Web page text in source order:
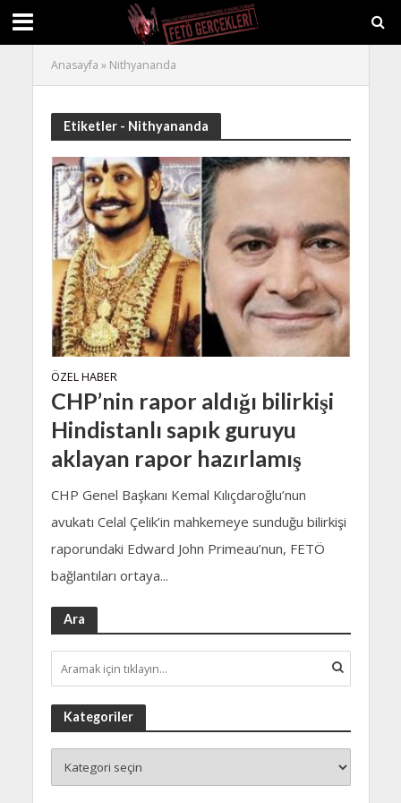
Anasayfa » Nithyananda
Etiketler - Nithyananda
ÖZEL HABER
CHP’nin rapor aldığı bilirkişi
Hindistanlı sapık guruyu
aklayan rapor hazırlamış
CHP Genel Başkanı Kemal Kılıçdaroğlu’nun
avukatı Celal Çelik’in mahkemeye sunduğu bilirkişi
raporundaki Edward John Primeau’nun, FETÖ
bağlantıları ortaya...
Ara
Kategoriler